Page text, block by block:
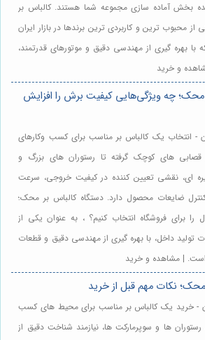
بخش آماده سازی مجموعه شما هستند. کالباس بر
محبوب ترین و کاربردی ترین برندها در بازار ایران
بهره گیری از مهندسی دقیق و موتورهای قدرتمند،
و خرید
محک؛ چه ویژگی‌هایی کیفیت برش را افزایش
- انتخاب یک کالباس بر مناسب برای کسب وکارهای
قصابی های کوچک گرفته تا رستوران های بزرگ و
ای، نقشی تعیین کننده در کیفیت خروجی، سرعت
ضایعات محصول دارد. دستگاه کالباس بر محک؛
را برای فروشگاه انتخاب کنیم؟ ، به عنوان یکی از
تولید داخل، با بهره گیری از مهندسی دقیق و قطعات
است. | مشاهده و خرید
نکات مهم قبل از خرید
- خرید یک کالباس بر مناسب برای محیط های کسب
رستوران ها و سوپرمارکت ها، نیازمند شناخت دقیق از